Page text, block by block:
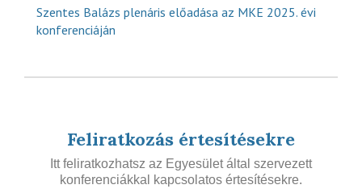
Szentes Balázs plenáris előadása az MKE 2025. évi
konferenciáján
Feliratkozás értesítésekre
Itt feliratkozhatsz az Egyesület által szervezett
konferenciákkal kapcsolatos értesítésekre.